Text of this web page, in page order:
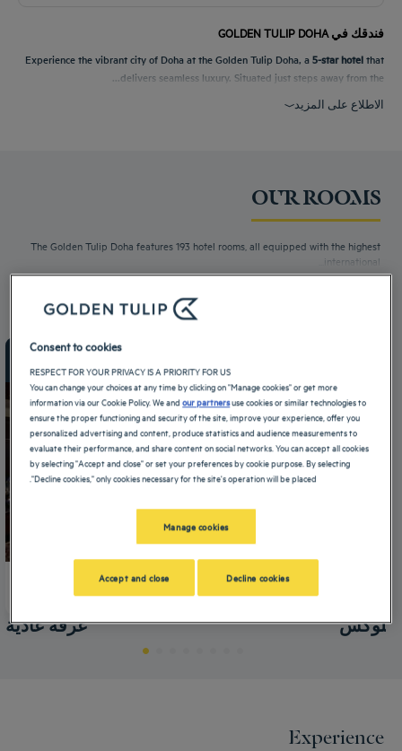
فندقك في GOLDEN TULIP DOHA
Experience the vibrant city of Doha at the Golden Tulip Doha, a5-star hotelthat
delivers seamless luxury. Situated just steps away from the...
الاطلاع على المزيد
OUR ROOMS
The Golden Tulip Doha features 193 hotel rooms, all equipped with the highest
international...
غرفة عادية
من 56 m²
Max
+ معلومات
ديلوكس
Experience
Consent to cookies
RESPECT FOR YOUR PRIVACY IS A PRIORITY FOR US
You can change your choices at any time by clicking on "Manage cookies" or get more
information via our Cookie Policy. We andour partnersuse cookies or similar technologies to
ensure the proper functioning and security of the site, improve your experience, offer you
personalized advertising and content, produce statistics and audience measurements to
evaluate their performance, and share content on social networks. You can accept all cookies
by selecting "Accept and close" or set your preferences by cookie purpose. By selecting
"Decline cookies," only cookies necessary for the site's operation will be placed.
Manage cookies
Decline cookies
Accept and close